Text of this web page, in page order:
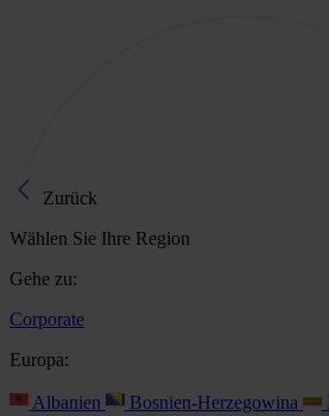
Zurück
Wählen Sie Ihre Region
Gehe zu:
Corporate
Europa:
Albanien Bosnien-Herzegowina